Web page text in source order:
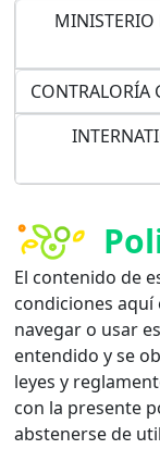
MINISTERIO
CONTRALORÍA
El contenido de
condiciones aquí
navegar o usar
entendido y se
leyes y
con la presente
abstenerse de